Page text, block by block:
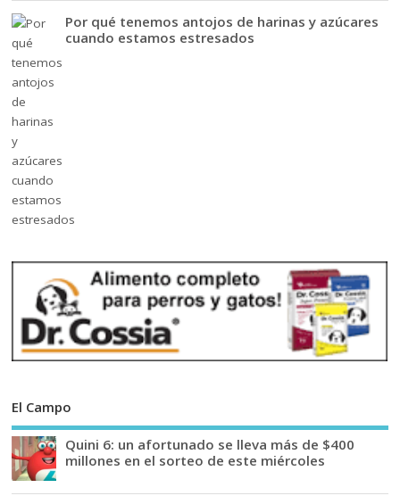
Por qué tenemos antojos de harinas y azúcares
cuando estamos estresados
El Campo
Quini 6: un afortunado se lleva más de $400
millones en el sorteo de este miércoles